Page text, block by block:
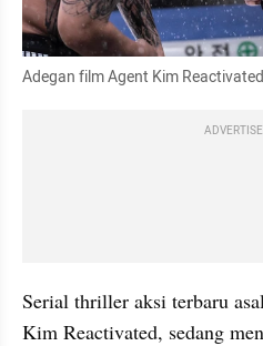
Adegan film Agent Kim
Serial thriller aksi terbaru
Kim Reactivated, sedang